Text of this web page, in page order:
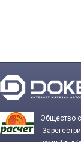
Общество